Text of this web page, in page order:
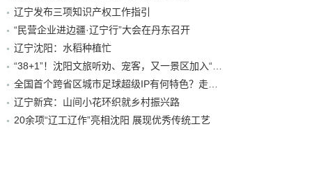
辽宁发布三项知识产权工作指引
“民营企业进边疆·辽宁行”大会在丹东召开
辽宁沈阳：水稻种植忙
辽宁新宾：山间小花环织就乡村振兴路
20余项“辽工辽作”亮相沈阳 展现优秀传统工艺